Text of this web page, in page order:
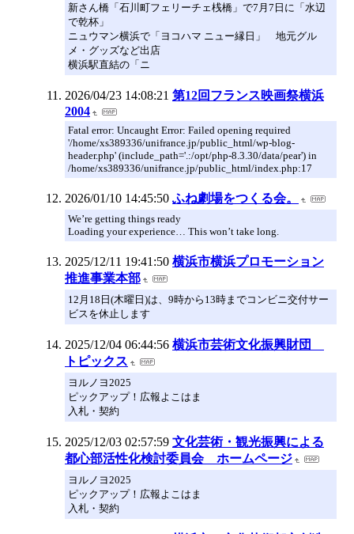
新さん橋「石川町フェリーチェ桟橋」で7月7日に「水辺
で乾杯」
ニュウマン横浜で「ヨコハマ ニュー縁日」 地元グル
メ・グッズなど出店
横浜駅直結の「ニ
2026/04/23 14:08:21 第12回フランス映画祭横浜
2004
Fatal error: Uncaught Error: Failed opening required
'/home/xs389336/unifrance.jp/public_html/wp-blog-
header.php' (include_path='.:/opt/php-8.3.30/data/pear') in
/home/xs389336/unifrance.jp/public_html/index.php:17
2026/01/10 14:45:50 ふね劇場をつくる会。
We’re getting things ready
Loading your experience… This won’t take long.
2025/12/11 19:41:50 横浜市横浜プロモーション
推進事業本部
12月18日(木曜日)は、9時から13時までコンビニ交付サー
ビスを休止します
2025/12/04 06:44:56 横浜市芸術文化振興財団
トピックス
ヨルノヨ2025
ピックアップ！広報よこはま
入札・契約
2025/12/03 02:57:59 文化芸術・観光振興による
都心部活性化検討委員会 ホームページ
ヨルノヨ2025
ピックアップ！広報よこはま
入札・契約